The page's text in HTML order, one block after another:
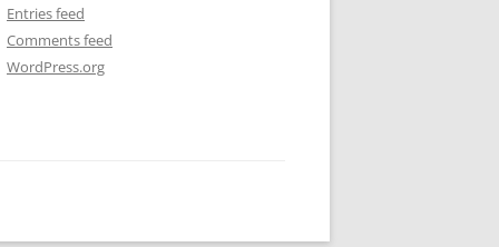
Entries feed
Comments feed
WordPress.org